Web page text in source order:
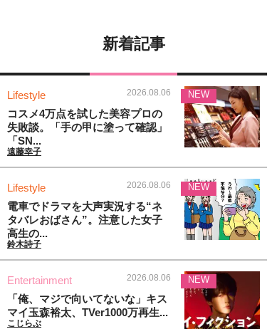
新着記事
Lifestyle 2026.08.06
コスメ4万点を試した美容プロの
失敗談。「手の甲に塗って確認」
「SN...
遠藤幸子
NEW
Lifestyle 2026.08.06
電車でドラマを大声実況する“ネ
タバレおばさん”。注意した女子
高生の...
鈴木詩子
NEW
Entertainment 2026.08.06
「俺、マジで向いてないな」キス
マイ玉森裕太、TVer1000万再生...
こじらぶ
NEW